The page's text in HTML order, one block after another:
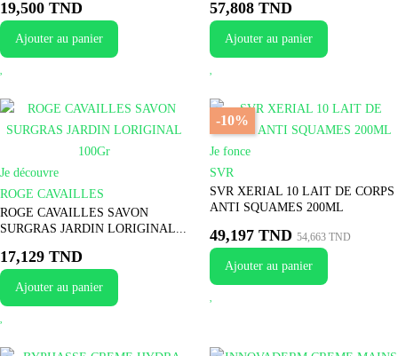
19,500 TND
Ajouter au panier
57,808 TND
Ajouter au panier
Je découvre
ROGE CAVAILLES
ROGE CAVAILLES SAVON
SURGRAS JARDIN LORIGINAL...
17,129 TND
Ajouter au panier
Je fonce
-10%
SVR
SVR XERIAL 10 LAIT DE CORPS
ANTI SQUAMES 200ML
49,197 TND 54,663 TND
Ajouter au panier